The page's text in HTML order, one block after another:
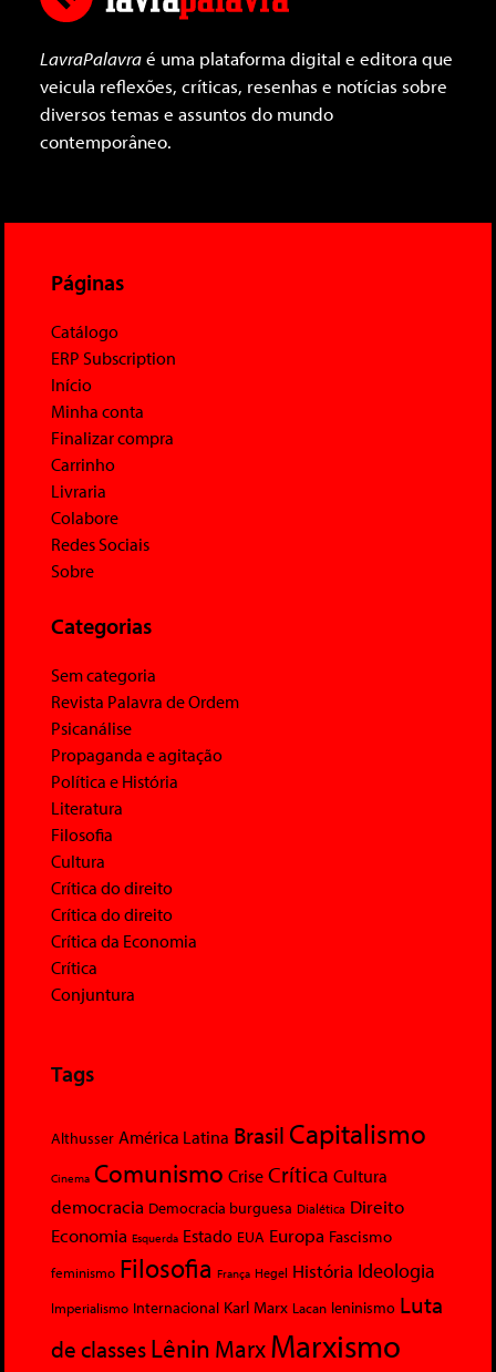
LavraPalavraé uma plataforma digital e editora que
veicula reflexões, críticas, resenhas e notícias sobre
diversos temas e assuntos do mundo
contemporâneo.
Páginas
Catálogo
ERP Subscription
Início
Minha conta
Finalizar compra
Carrinho
Livraria
Colabore
Redes Sociais
Sobre
Categorias
Sem categoria
Revista Palavra de Ordem
Psicanálise
Propaganda e agitação
Política e História
Literatura
Filosofia
Cultura
Crítica do direito
Crítica do direito
Crítica da Economia
Crítica
Conjuntura
Tags
Althusser América Latina Brasil Capitalismo
Cinema Comunismo Crise Crítica Cultura
democracia Democracia burguesa Dialética Direito
Economia Esquerda Estado EUA Europa Fascismo
feminismo Filosofia França Hegel História Ideologia
Imperialismo Internacional Karl Marx Lacan leninismo Luta
de classesLênin MarxMarxismo